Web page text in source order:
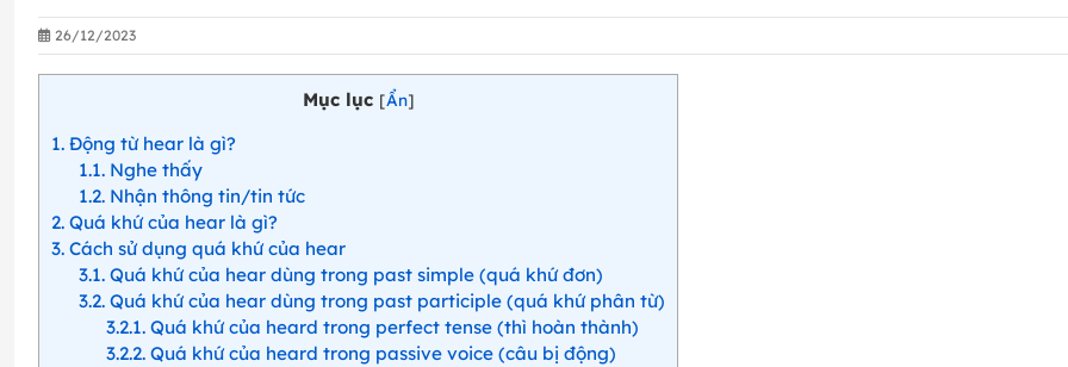
26/12/2023
Mục lục [Ẩn]
1 Động từ hear là gì?
1.1Nghe thấy
1.2Nhận thông tin/tin tức
2 Quá khứ của hear là gì?
3 Cách sử dụng quá khứ của hear
3.1Quá khứ của hear dùng trong past simple (quá khứ đơn)
3.2Quá khứ của hear dùng trong past participle (quá khứ phân từ)
3.2.1Quá khứ của heard trong perfect tense (thì hoàn thành)
3.2.2Quá khứ của heard trong passive voice (câu bị động)